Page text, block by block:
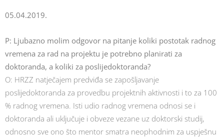
05.04.2019.
P: Ljubazno molim odgovor na pitanje koliki postotak radnog
vremena za rad na projektu je potrebno planirati za
doktoranda, a koliki za poslijedoktoranda?
O: HRZZ natječajem predviđa se zapošljavanje
poslijedoktoranda za provedbu projektnih aktivnosti i to za 100
% radnog vremena. Isti udio radnog vremena odnosi se i
doktoranda ali uključuje i obveze vezane uz doktorski studij,
odnosno sve ono što mentor smatra neophodnim za uspješnu